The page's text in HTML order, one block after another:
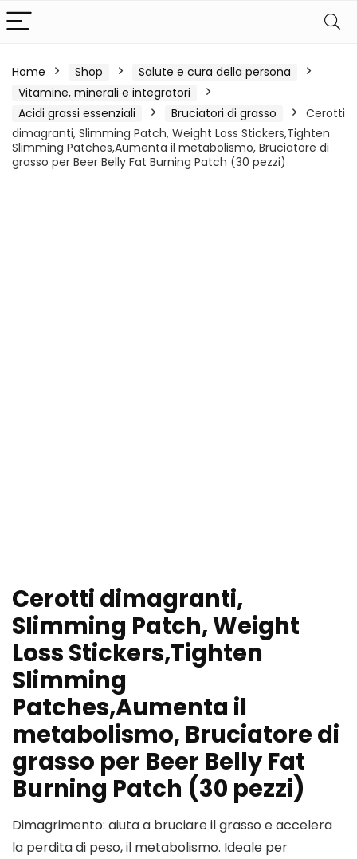
Home Shop
Salute e cura della persona
Vitamine, minerali e integratori
Acidi grassi essenziali
Bruciatori di grasso
Cerotti
dimagranti, Slimming Patch, Weight Loss Stickers,Tighten
Slimming Patches,Aumenta il metabolismo, Bruciatore di
grasso per Beer Belly Fat Burning Patch (30 pezzi)
Cerotti dimagranti,
Slimming Patch, Weight
Loss Stickers,Tighten
Slimming
Patches,Aumenta il
metabolismo, Bruciatore di
grasso per Beer Belly Fat
Burning Patch (30 pezzi)
Dimagrimento: aiuta a bruciare il grasso e accelera
la perdita di peso, il metabolismo. Ideale per